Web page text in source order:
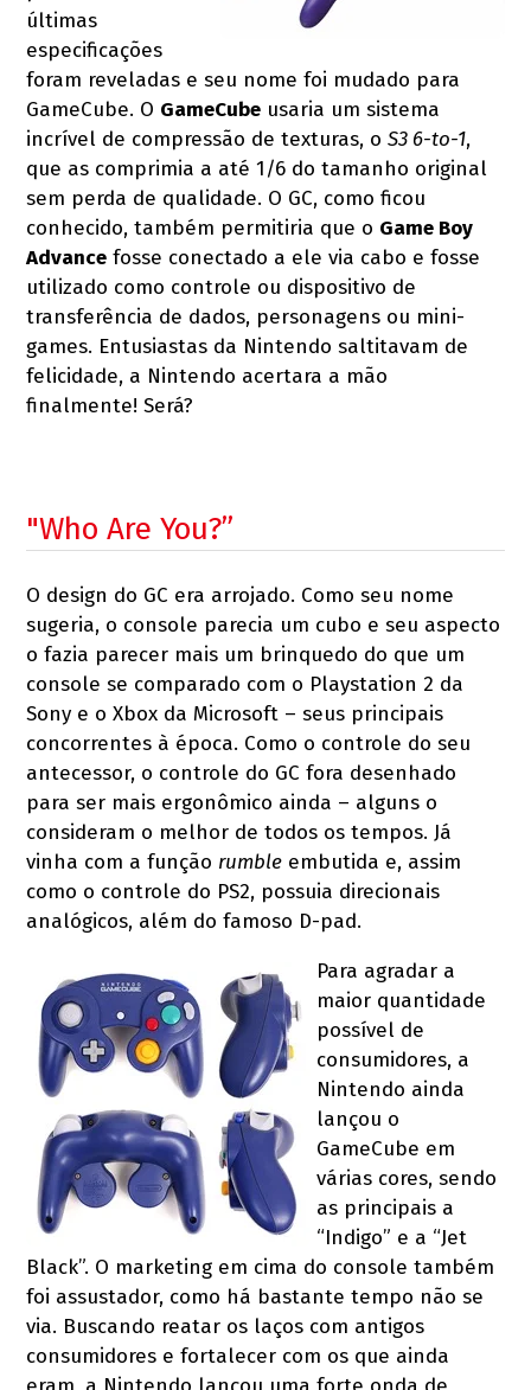
últimas
especificações
foram reveladas e seu nome foi mudado para
GameCube. O GameCube usaria um sistema
incrível de compressão de texturas, oS3 6-to-1,
que as comprimia a até 1/6 do tamanho original
sem perda de qualidade. O GC, como ficou
conhecido, também permitiria que o Game Boy
Advance fosse conectado a ele via cabo e fosse
utilizado como controle ou dispositivo de
transferência de dados, personagens ou mini-
games. Entusiastas da Nintendo saltitavam de
felicidade, a Nintendo acertara a mão
finalmente! Será?
"Who Are You?”
O design do GC era arrojado. Como seu nome
sugeria, o console parecia um cubo e seu aspecto
o fazia parecer mais um brinquedo do que um
console se comparado com o Playstation 2 da
Sony e o Xbox da Microsoft – seus principais
concorrentes à época. Como o controle do seu
antecessor, o controle do GC fora desenhado
para ser mais ergonômico ainda – alguns o
consideram o melhor de todos os tempos. Já
vinha com a função rumble embutida e, assim
como o controle do PS2, possuia direcionais
analógicos, além do famoso D-pad.
Para agradar a
maior quantidade
possível de
consumidores, a
Nintendo ainda
lançou o
GameCube em
várias cores, sendo
as principais a
“Indigo” e a “Jet
Black”. O marketing em cima do console também
foi assustador, como há bastante tempo não se
via. Buscando reatar os laços com antigos
consumidores e fortalecer com os que ainda